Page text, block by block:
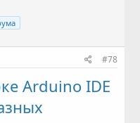
#78
Arduino IDE